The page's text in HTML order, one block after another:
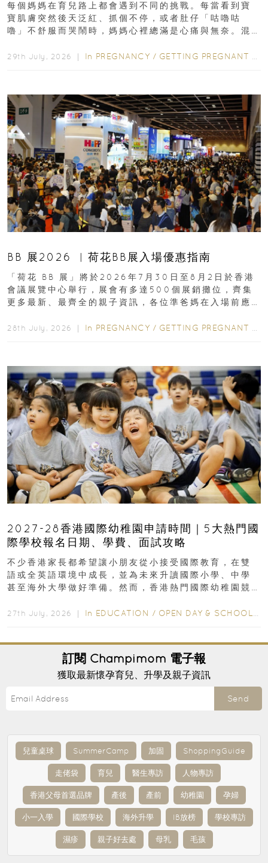
每個媽媽在育兒路上都會遇到不同的挑戰。每當看到寶
寶肌膚突然後天泛紅、抓個不停，或者肚仔「咕嚕咕
嚕」不舒服而哭鬧時，媽媽心裡總滿是心痛與無奈。混
29th July, 2026 ｜ In PREGNANCY / GETTING PREGNANT
BB 展2026 ︳荷花BB展入場優惠指南
「荷花 BB 展」將於2026年7月30日至8月2日於香港
會議展覽中心舉行，展會有多達500個展銷攤位，齊集
更多最新、最齊全的親子資訊，各位準爸媽在入場前應
28th July, 2026 ｜ In PREGNANCY / GETTING PREGNANT
2027-28香港國際幼稚園申請時間｜5大熱門國
際學校報名日期、學費、面試攻略
不少香港家長都希望讓小朋友從小接受國際教育，在雙
語或全英語環境中成長，並為未來升讀國際小學、中學
甚至海外大學做好準備。然而，香港熱門國際幼稚園競
27th July, 2026 ｜ In EDUCATION / OPEN DAY & SCHOOL EVENTS
訂閱 Champimom 電子報
獲取最新懷孕育兒、升學及親子資訊
Send
兒童桌球 SummerCamp 加固 ShoppingGuide
走佬袋 育兒 醫生專訪 人物專訪
香港父母首選品牌 產後 產前 幼稚園 孕婦
小一入學 國際學校 海外升學 IB放榜 學校專訪
濕疹 親子好去處 母乳 毛孩